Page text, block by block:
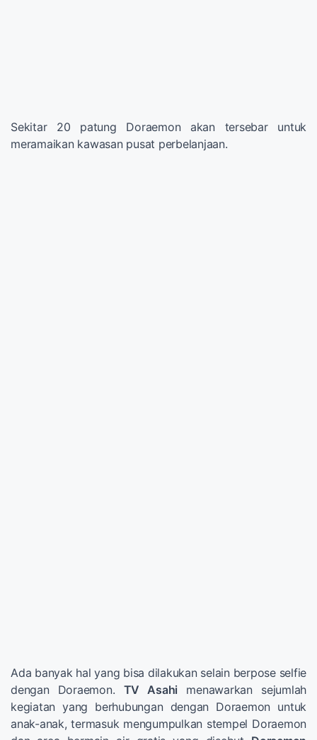
Sekitar 20 patung Doraemon akan tersebar untuk
meramaikan kawasan pusat perbelanjaan.
Ada banyak hal yang bisa dilakukan selain berpose selfie
dengan Doraemon. TV Asahi menawarkan sejumlah
kegiatan yang berhubungan dengan Doraemon untuk
anak-anak, termasuk mengumpulkan stempel Doraemon